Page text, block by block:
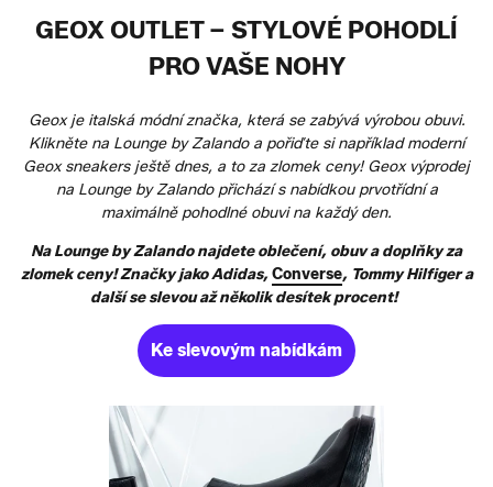
GEOX OUTLET – STYLOVÉ POHODLÍ
PRO VAŠE NOHY
Geox je italská módní značka, která se zabývá výrobou obuvi.
Klikněte na Lounge by Zalando a pořiďte si například moderní
Geox sneakers ještě dnes, a to za zlomek ceny! Geox výprodej
na Lounge by Zalando přichází s nabídkou prvotřídní a
maximálně pohodlné obuvi na každý den.
Na Lounge by Zalando najdete oblečení, obuv a doplňky za
zlomek ceny! Značky jako Adidas,Converse, Tommy Hilfiger a
další se slevou až několik desítek procent!
Ke slevovým nabídkám